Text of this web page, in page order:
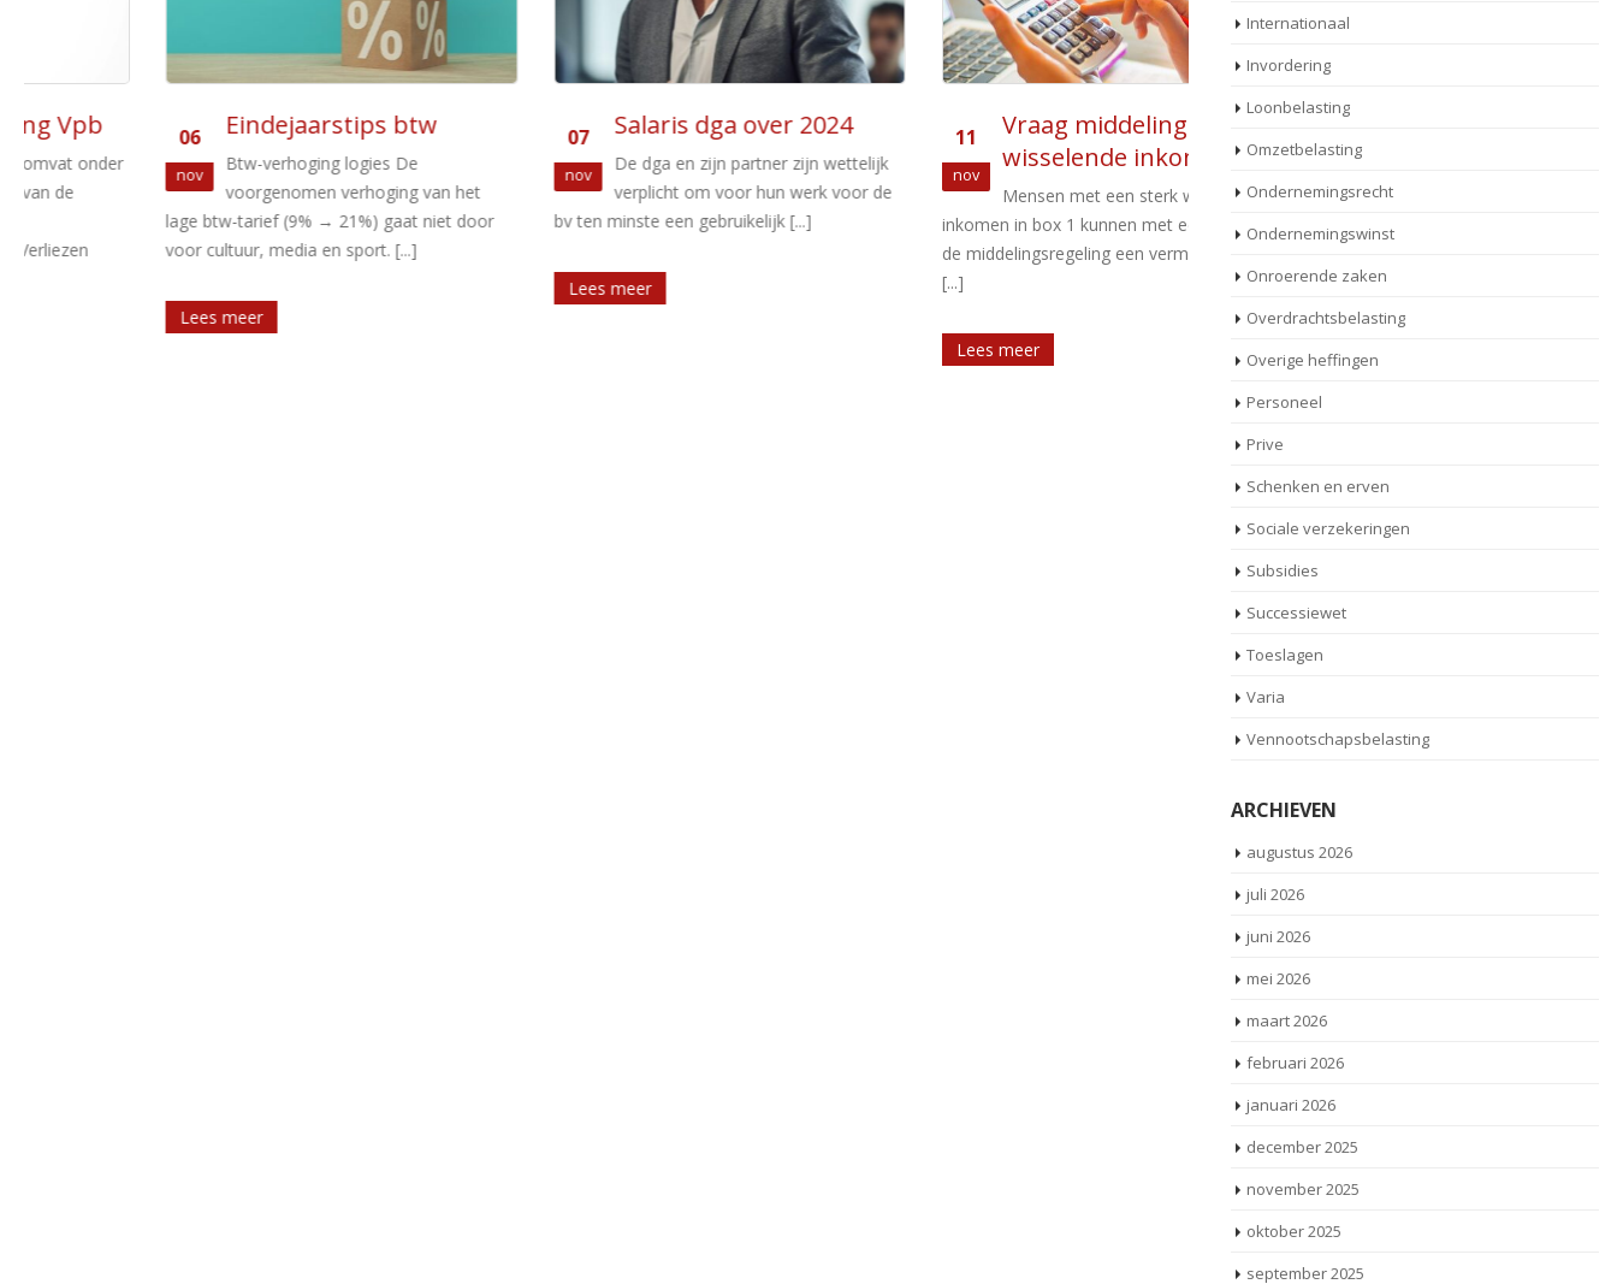
06
nov
Eindejaarstips btw
Btw-verhoging logies De
voorgenomen verhoging van het
lage btw-tarief (9% → 21%) gaat niet door
voor cultuur, media en sport. [...]
Salaris dga over 2024
De dga en zijn partner zijn wettelijk
verplicht om voor hun werk voor de
bv ten minste een gebruikelijk [...]
11
nov
Vraag middeling aan bij
wisselende inkomens
Mensen met een sterk wisselend
inkomen in box 1 kunnen met een beroep op
de middelingsregeling een vermindering van
Aftrekbeperking
inkomstenbelasting
Het tarief waartegen de aftrek van
ondernemersfaciliteiten in de hoogste
inkomstenbelasting bedraagt in 2022 [...]
Lees meer
Internationaal
Invordering
Loonbelasting
Omzetbelasting
Ondernemingsrecht
Ondernemingswinst
Onroerende zaken
Overdrachtsbelasting
Overige heffingen
Personeel
Prive
Schenken en erven
Sociale verzekeringen
Subsidies
Successiewet
Toeslagen
Varia
Vennootschapsbelasting
ARCHIEVEN
augustus 2026
juli 2026
juni 2026
mei 2026
maart 2026
februari 2026
januari 2026
december 2025
november 2025
oktober 2025
september 2025